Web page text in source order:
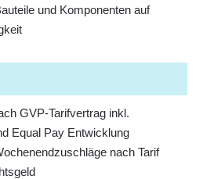
und Komponenten auf
GVP-Tarifvertrag inkl.
Equal Pay Entwicklung
nach Tarif